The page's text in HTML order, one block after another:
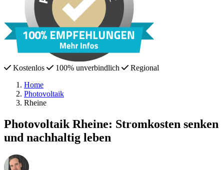
Kostenlos 100% unverbindlich
Regional
Home
Photovoltaik
Rheine
Photovoltaik Rheine: Stromkosten senken
und nachhaltig leben